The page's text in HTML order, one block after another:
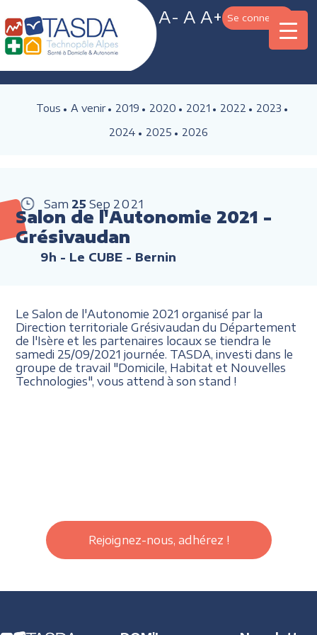
A- A A+ Se connecter
Tous A venir 2019 2020 2021 2022
2023
2024
2025 2026
Sam 25 Sep 2021
Salon de l'Autonomie 2021 -
Grésivaudan
9h - Le CUBE - Bernin
Le Salon de l'Autonomie 2021 organisé par la
Direction territoriale Grésivaudan du Département
de l'Isère et les partenaires locaux se tiendra le
samedi 25/09/2021 journée. TASDA, investi dans le
groupe de travail "Domicile, Habitat et Nouvelles
Technologies", vous attend à son stand !
Rejoignez-nous, adhérez !